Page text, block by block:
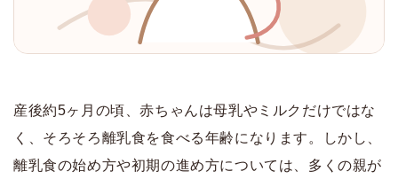
産後約5ヶ月の頃、赤ちゃんは母乳やミルクだけではな
く、そろそろ離乳食を食べる年齢になります。しかし、
離乳食の始め方や初期の進め方については、多くの親が